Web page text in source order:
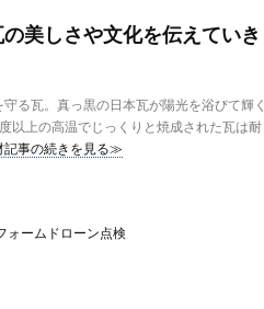
美しさや文化を伝えていき
る瓦。真っ黒の日本瓦が陽光を浴びて輝く
以上の高温でじっくりと焼成された瓦は耐
記事の続きを見る≫
ォームドローン点検